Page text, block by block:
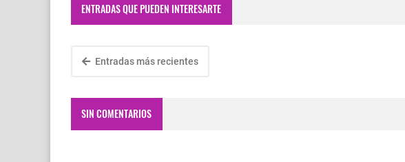
ENTRADAS QUE PUEDEN INTERESARTE
Entradas más recientes
SIN COMENTARIOS